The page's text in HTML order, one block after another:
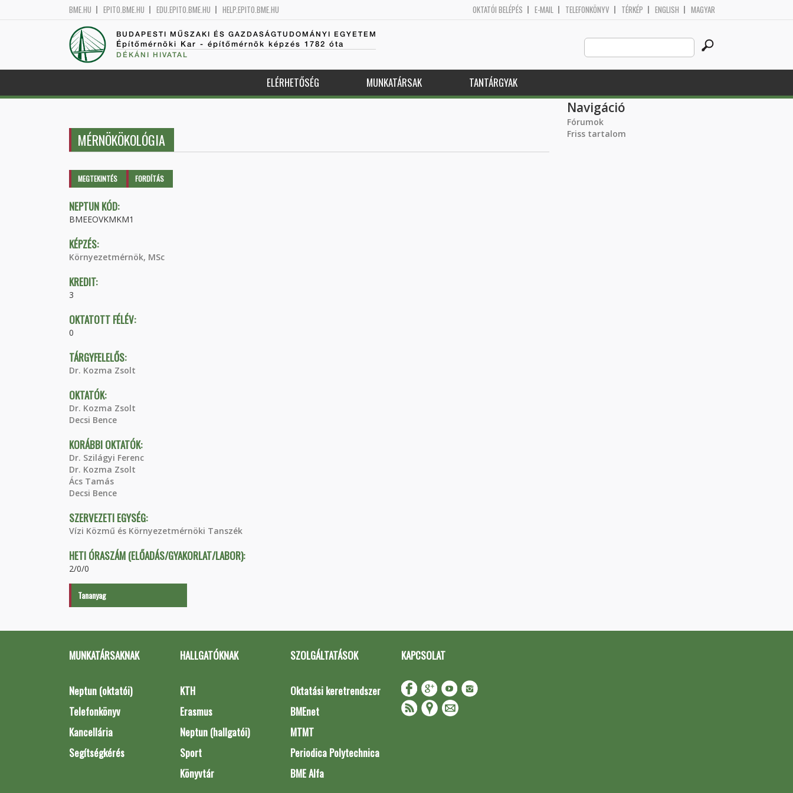
BME.HU EPITO.BME.HU EDU.EPITO.BME.HU HELP.EPITO.BME.HU OKTATÓI BELÉPÉS E-MAIL TELEFONKÖNYV TÉRKÉP ENGLISH MAGYAR
BUDAPESTI MŰSZAKI ÉS GAZDASÁGTUDOMÁNYI EGYETEM
Építőmérnöki Kar - építőmérnök képzés 1782 óta
DÉKÁNI HIVATAL
Search
this
site
ELÉRHETŐSÉG MUNKATÁRSAK TANTÁRGYAK
MÉRNÖKÖKOLÓGIA
Elsődleges fülek
MEGTEKINTÉS (AKTÍVFORDÍTÁS
NEPTUN KÓD:
BMEEOVKMKM1
KÉPZÉS:
Környezetmérnök, MSc
KREDIT:
3
OKTATOTT FÉLÉV:
0
TÁRGYFELELŐS:
Dr. Kozma Zsolt
OKTATÓK:
Dr. Kozma Zsolt
Decsi Bence
KORÁBBI OKTATÓK:
Dr. Szilágyi Ferenc
Dr. Kozma Zsolt
Ács Tamás
Decsi Bence
SZERVEZETI EGYSÉG:
Vízi Közmű és Környezetmérnöki Tanszék
HETI ÓRASZÁM (ELŐADÁS/GYAKORLAT/LABOR):
2/0/0
Tananyag
Navigáció
Fórumok
Friss tartalom
MUNKATÁRSAKNAK
Neptun (oktatói)
Telefonkönyv
Kancellária
Segítségkérés
HALLGATÓKNAK
KTH
Erasmus
Neptun (hallgatói)
Sport
Könyvtár
SZOLGÁLTATÁSOK
Oktatási keretrendszer
BMEnet
MTMT
Periodica Polytechnica
BME Alfa
KAPCSOLAT